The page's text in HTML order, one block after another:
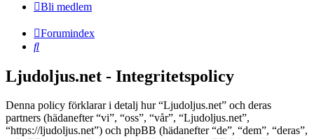
Bli medlem
Forumindex
Sök
Ljudoljus.net - Integritetspolicy
Denna policy förklarar i detalj hur “Ljudoljus.net” och deras
partners (hädanefter “vi”, “oss”, “vår”, “Ljudoljus.net”,
“https://ljudoljus.net”) och phpBB (hädanefter “de”, “dem”, “deras”,